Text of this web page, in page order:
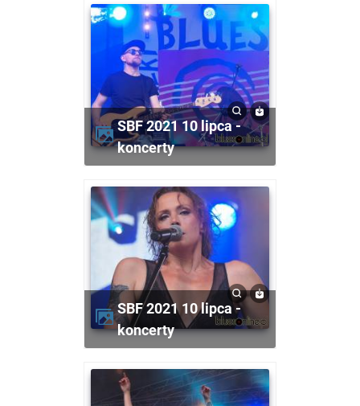
SBF 2021 10 lipca -
koncerty
SBF 2021 10 lipca -
koncerty